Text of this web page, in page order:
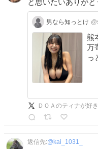
と思いたいありがと
男なら知っとけ
熊
万
っ
ＤＯＡのティナが好き
返信先:@ kai_1031_